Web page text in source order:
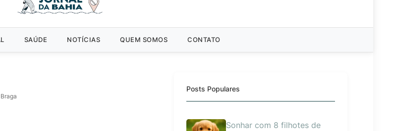
SAÚDE NOTÍCIAS QUEM SOMOS CONTATO
Posts Populares
Sonhar com 8 filhotes de